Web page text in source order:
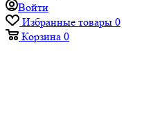
Войти
Избранные товары 0
Корзина 0